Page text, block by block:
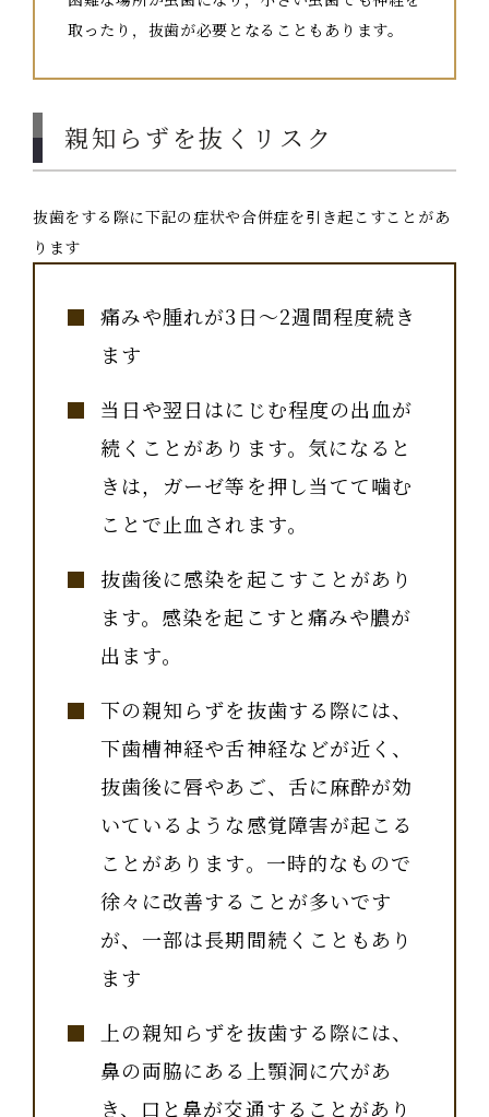
取ったり，抜歯が必要となることもあります。
親知らずを抜くリスク
抜歯をする際に下記の症状や合併症を引き起こすことがあ
ります
痛みや腫れが3日〜2週間程度続き
ます
当日や翌日はにじむ程度の出血が
続くことがあります。気になると
きは，ガーゼ等を押し当てて噛む
ことで止血されます。
抜歯後に感染を起こすことがあり
ます。感染を起こすと痛みや膿が
出ます。
下の親知らずを抜歯する際には、
下歯槽神経や舌神経などが近く、
抜歯後に唇やあご、舌に麻酔が効
いているような感覚障害が起こる
ことがあります。一時的なもので
徐々に改善することが多いです
が、一部は長期間続くこともあり
ます
上の親知らずを抜歯する際には、
鼻の両脇にある上顎洞に穴があ
き、口と鼻が交通することがあり